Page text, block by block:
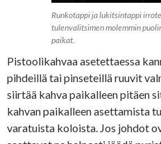
Runkotappi ja lukitsintappi
tulenvalitsimen molemmin
paikat.
Pistoolikahvaa asetettaessa
pihdeillä tai pinseteillä ruuvit
siirtää kahva paikalleen pitäen
kahvan paikalleen asettamista
varatuista koloista. Jos johdot